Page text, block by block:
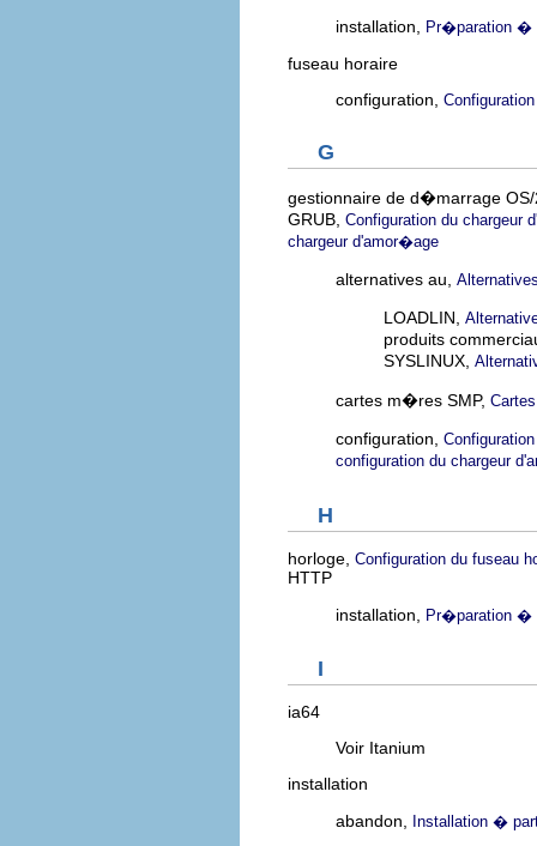
installation, Pr�paration �
fuseau horaire
configuration,
G
gestionnaire de d�marrage
GRUB, Configuration du chargeur
chargeur d'amor�age
alternatives au,
LOADLIN,
produits
SYSLINUX,
cartes m�res SMP,
configuration,
configuration du chargeur
H
horloge, Configuration du fuseau
HTTP
installation, Pr�paration �
I
ia64
Voir Itanium
installation
abandon,
Installation �